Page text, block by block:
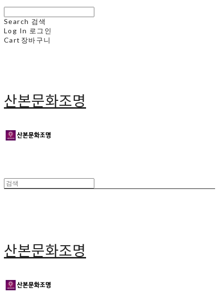
Search 검색
Log In 로그인
Cart 장바구니
산본문화조명
산본문화조명